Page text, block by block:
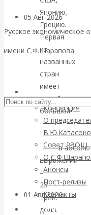
Русское экономическое
имени С.Ф.Шарапова
РЭОШ
Концепция
О
Совет РЭОШ
О
Анонсы
Пост-релизы
Контакты
Библиотека
05 Авг 2026Деньги
Валентин
раз на
счетов
01 Авг 2026
Японию,
Грецию.
Первая
из
названных
стран
имеет
самый
большой
долг
в
мирев
выражении
–
23
трлн.
долл.